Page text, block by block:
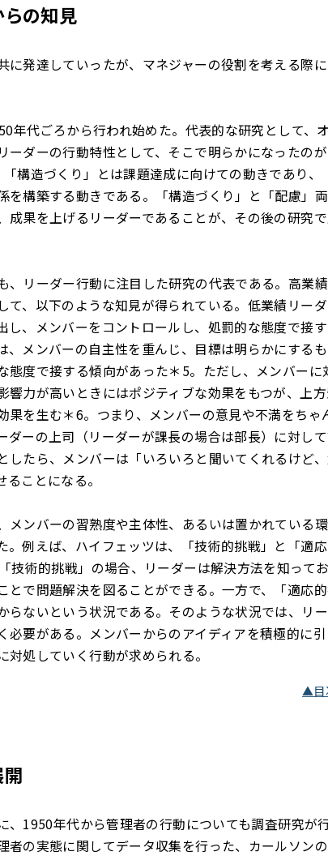
の知見
に発達していったが、マネジャーの役割を考える際
年代ごろから行われ始めた。代表的な研究として、
ーダーの行動特性として、そこで明らかになったの
構造づくり」とは課題達成に向けての動きであり、
を構築する動きである。「構造づくり」と「配慮」
成果を上げるリーダーであることが、その後の研究
、リーダー行動に注目した研究の代表である。高業
、以下のような知見が得られている。低業績リーダ
し、メンバーをコントロールし、処罰的な態度で接
メンバーの自主性を重んじ、目標は明らかにするも
態度で接する傾向があった＊5。ただし、メンバーに
響力が高いときにはポジティブな効果をもつが、上
果を生む＊6。つまり、メンバーの意見や不満をちゃ
ーの上司（リーダーが課長の場合は部長）に対して
したら、メンバーは「いろいろと聞いてくれるけど
ことになる。
メンバーの習熟度や主体性、あるいは置かれている
。例えば、ハイフェッツは、「技術的挑戦」と「適
技術的挑戦」の場合、リーダーは解決方法を知って
で問題解決を図ることができる。一方で、「適応的
らないという状況である。そのような状況では、リ
必要がある。メンバーからのアイディアを積極的に
処していく行動が求められる。
▲目
、1950年代から管理者の行動についても調査研究が
者の実態に関してデータ収集を行った、カールソン